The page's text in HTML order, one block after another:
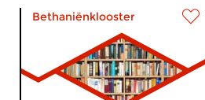
Bethaniënklooster